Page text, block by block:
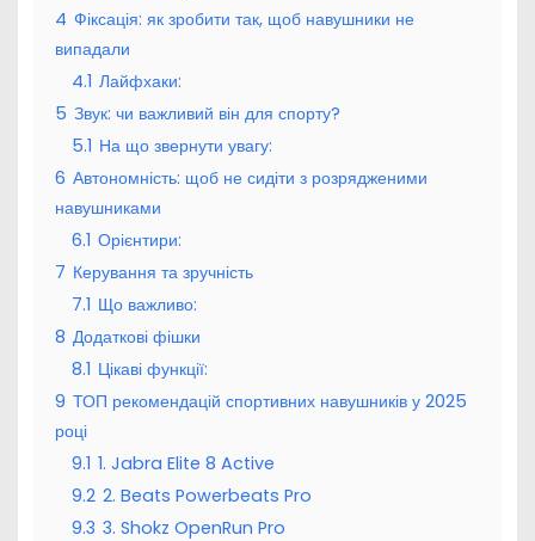
4 Фіксація: як зробити так, щоб навушники не
випадали
4.1 Лайфхаки:
5 Звук: чи важливий він для спорту?
5.1 На що звернути увагу:
6 Автономність: щоб не сидіти з розрядженими
навушниками
6.1 Орієнтири:
7 Керування та зручність
7.1 Що важливо:
8 Додаткові фішки
8.1 Цікаві функції:
9 ТОП рекомендацій спортивних навушників у 2025
році
9.1 1. Jabra Elite 8 Active
9.2 2. Beats Powerbeats Pro
9.3 3. Shokz OpenRun Pro